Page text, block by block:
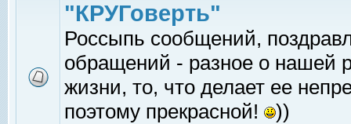
"КРУГоверть"
Россыпь сообщений,
обращений - разное о нашей
жизни, то, что делает ее
поэтому прекрасной!
))